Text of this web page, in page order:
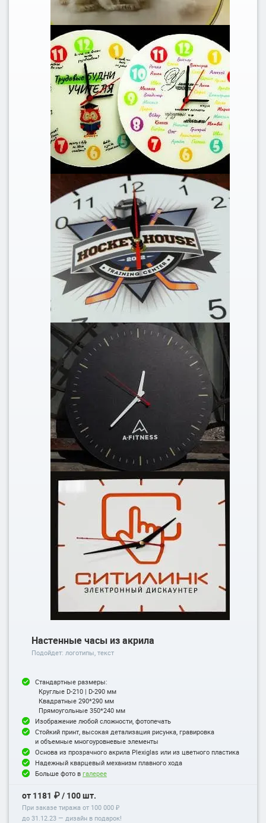
Настенные часы из акрила
Подойдет: логотипы, текст
Стандартные размеры:
Круглые D-210 | D-290 мм
Квадратные 290*290 мм
Прямоугольные 350*240 мм
Изображение любой сложности, фотопечать
Стойкий принт, высокая детализация рисунка, гравировка
и объемные многоуровневые элементы
Основа из прозрачного акрила Plexiglas или из цветного пластика
Надежный кварцевый механизм плавного хода
Больше фото в галерее
от 1181 ₽ / 100 шт.
При заказе тиража от 100 000 ₽
до 31.12.23 — дизайн в подарок!